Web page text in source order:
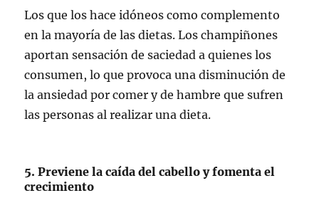
Los que los hace idóneos como complemento
en la mayoría de las dietas. Los champiñones
aportan sensación de saciedad a quienes los
consumen, lo que provoca una disminución de
la ansiedad por comer y de hambre que sufren
las personas al realizar una dieta.
5. Previene la caída del cabello y fomenta el
crecimiento